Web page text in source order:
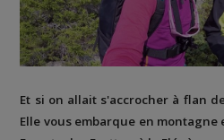
Et si on allait s'accrocher à flan
Elle vous embarque en